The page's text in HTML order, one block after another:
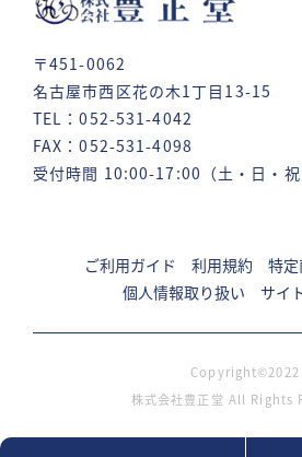
〒451-0062
名古屋市西区花の木1丁目13-15
TEL：052-531-4042
FAX：052-531-4098
受付時間 10:00-17:00（土・日・祝
ご利用ガイド 利用規約
特
個人情報取り扱い
サイ
Copyright©2022
株式会社豊正堂 All Rights